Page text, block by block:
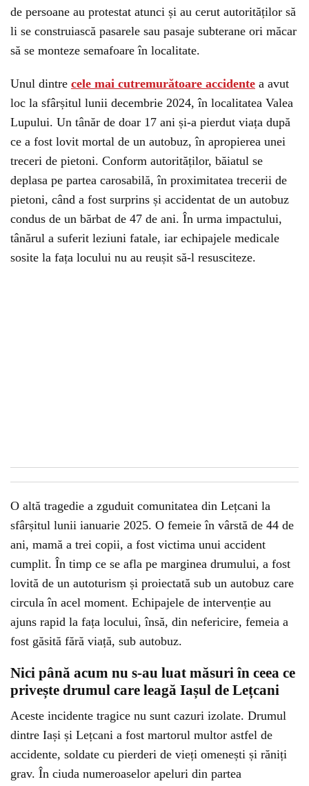
de persoane au protestat atunci și au cerut autorităților să
li se construiască pasarele sau pasaje subterane ori măcar
să se monteze semafoare în localitate.
Unul dintre cele mai cutremurătoare accidente a avut
loc la sfârșitul lunii decembrie 2024, în localitatea Valea
Lupului. Un tânăr de doar 17 ani și-a pierdut viața după
ce a fost lovit mortal de un autobuz, în apropierea unei
treceri de pietoni. Conform autorităților, băiatul se
deplasa pe partea carosabilă, în proximitatea trecerii de
pietoni, când a fost surprins și accidentat de un autobuz
condus de un bărbat de 47 de ani. În urma impactului,
tânărul a suferit leziuni fatale, iar echipajele medicale
sosite la fața locului nu au reușit să-l resusciteze.
O altă tragedie a zguduit comunitatea din Lețcani la
sfârșitul lunii ianuarie 2025. O femeie în vârstă de 44 de
ani, mamă a trei copii, a fost victima unui accident
cumplit. În timp ce se afla pe marginea drumului, a fost
lovită de un autoturism și proiectată sub un autobuz care
circula în acel moment. Echipajele de intervenție au
ajuns rapid la fața locului, însă, din nefericire, femeia a
fost găsită fără viață, sub autobuz.
Nici până acum nu s-au luat măsuri în ceea ce
privește drumul care leagă Iașul de Lețcani
Aceste incidente tragice nu sunt cazuri izolate. Drumul
dintre Iași și Lețcani a fost martorul multor astfel de
accidente, soldate cu pierderi de vieți omenești și răniți
grav. În ciuda numeroaselor apeluri din partea